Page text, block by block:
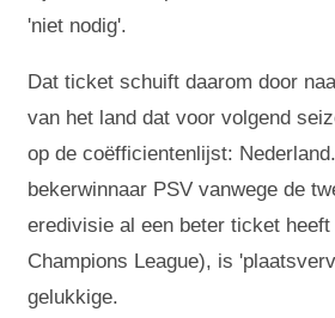
'niet nodig'.
Dat ticket schuift daarom door
van het land dat voor volgend
op de coëfficientenlijst:
bekerwinnaar PSV vanwege de
eredivisie al een beter ticket
Champions League), is
gelukkige.